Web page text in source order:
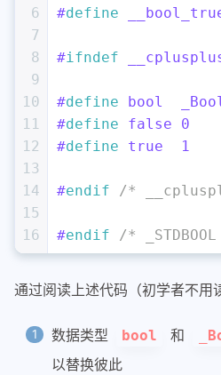
6
7
8
9
10
11
12
13
14
15
16
#define
#ifndef
#define bool
#define false 0
#define true  1
#endif /*
#endif /*
通过阅读上述代码（初学者不用
数据类型 bool 和
以替换彼此